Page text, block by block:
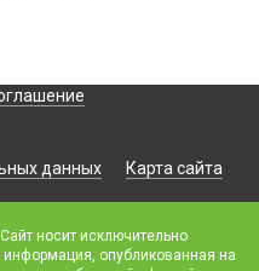
данных
Карта сайта
носит исключительно
опубликованная на